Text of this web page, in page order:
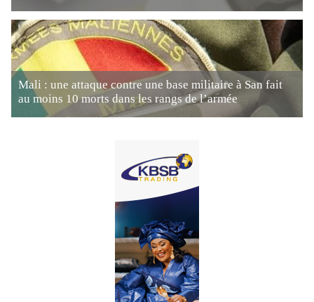
Mali : une attaque contre une base militaire à San fait
au moins 10 morts dans les rangs de l’armée